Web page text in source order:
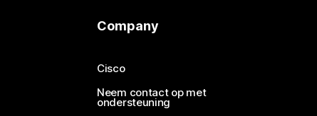
Company
Cisco
Neem contact op met
ondersteuning